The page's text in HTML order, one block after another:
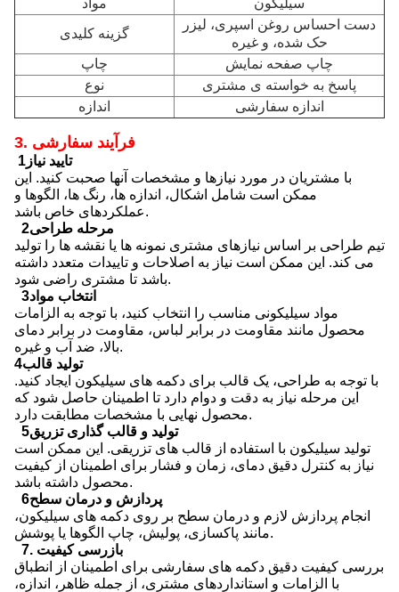
مواد
سیلیکون
گزینه کلیدی
دست احساس روغن اسپری، لیزر
حک شده، و غیره
چاپ
چاپ صفحه نمایش
نوع
پاسخ به خواسته ی مشتری
اندازه
اندازه سفارشی
3. فرآیند سفارشی
1تایید نیاز
با مشتریان در مورد نیازها و مشخصات آنها صحبت کنید. این
ممکن است شامل اشکال، اندازه ها، رنگ ها، الگوها و
عملکردهای خاص باشد.
2مرحله طراحی
تیم طراحی بر اساس نیازهای مشتری نمونه ها یا نقشه ها را تولید
می کند. این ممکن است نیاز به اصلاحات و تاییدات متعدد داشته
باشد تا مشتری راضی شود.
3انتخاب مواد
مواد سیلیکونی مناسب را انتخاب کنید، با توجه به الزامات
محصول مانند مقاومت در برابر لباس، مقاومت در برابر دمای
بالا، ضد آب و غیره.
4تولید قالب
با توجه به طراحی، یک قالب برای دکمه های سیلیکون ایجاد کنید.
این مرحله نیاز به دقت و دوام دارد تا اطمینان حاصل شود که
محصول نهایی با مشخصات مطابقت دارد.
5تولید و قالب گذاری تزریق
تولید سیلیکون با استفاده از قالب های تزریقی. این ممکن است
نیاز به کنترل دقیق دمای، زمان و فشار برای اطمینان از کیفیت
محصول داشته باشد.
6پردازش و درمان سطح
انجام پردازش لازم و درمان سطح بر روی دکمه های سیلیکون،
مانند پاکسازی، پولیش، چاپ الگوها یا پوشش.
7. بازرسی کیفیت
بررسی کیفیت دقیق دکمه های سفارشی برای اطمینان از انطباق
با الزامات و استانداردهای مشتری، از جمله ظاهر، اندازه،